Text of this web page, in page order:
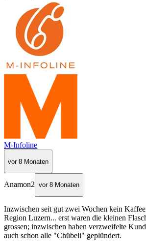
M-Infoline
vor 8 Monaten
Anamon2 vor 8 Monaten
Inzwischen seit gut zwei Wochen kein
Region Luzern... erst waren die kleinen
grossen; inzwischen haben verzweifelte
auch schon alle "Chübeli" geplündert.